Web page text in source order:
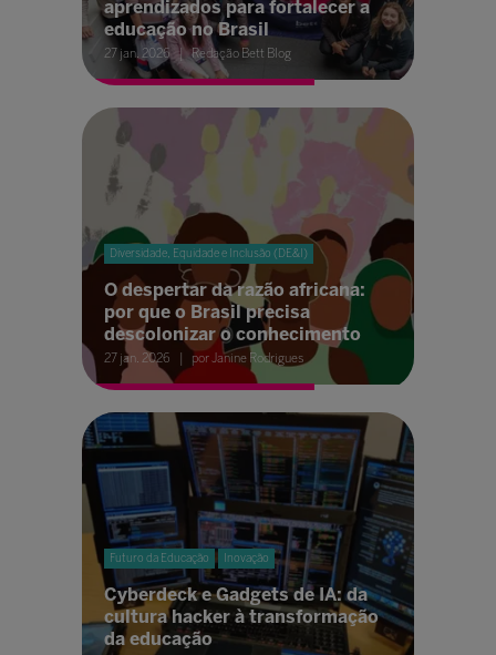
aprendizados para fortalecer a
educação no Brasil
27 jan. 2026 Redação Bett Blog
Diversidade, Equidade e Inclusão (DE&I)
O despertar da razão africana:
por que o Brasil precisa
descolonizar o conhecimento
27 jan. 2026 por Janine Rodrigues
Futuro da Educação Inovação
Cyberdeck e Gadgets de IA: da
cultura hacker à transformação
da educação